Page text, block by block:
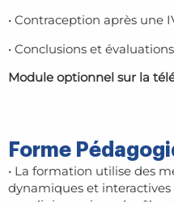
• Contraception après une
• Conclusions et
Module optionnel sur la
Forme
• La formation utilise des
dynamiques et